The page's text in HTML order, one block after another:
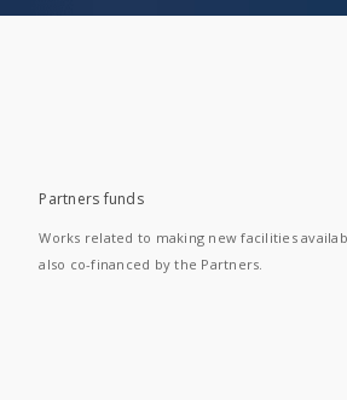
Partners funds
Works related to making new facilities
also co-financed by the Partners.